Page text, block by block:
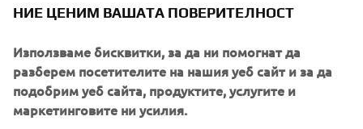
Retractable paddles offer an innovative storage
quickly deployed when needed. This feature is
included in the Tender, Air and Sport series.
Theanchor holderprovides a secure and accessible
solution for storing and deploying an anchor,
НИЕ ЦЕНИМ ВАШАТА ПОВЕРИТЕЛНОСТ
Използваме бисквитки, за да ни помогнат да
разберем посетителите на нашия уеб сайт и за да
подобрим уеб сайта, продуктите, услугите и
маркетинговите ни усилия.